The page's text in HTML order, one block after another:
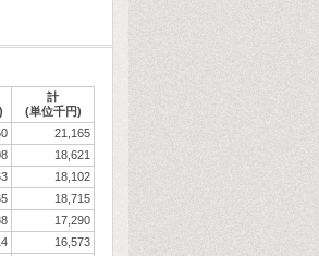
計
(単位千円)
21,165
18,621
18,102
18,715
17,290
16,573